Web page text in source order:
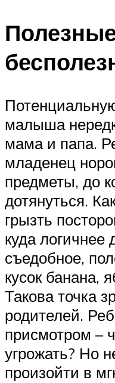
малыша
мама и папа.
младенец
предметы, до
дотянуться.
грызть
куда
съедобное,
кусок банана,
Такова точка
родителей.
присмотром –
угрожать? Но
произойти в